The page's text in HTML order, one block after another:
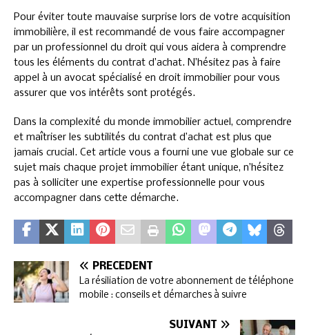
Pour éviter toute mauvaise surprise lors de votre acquisition
immobilière, il est recommandé de vous faire accompagner
par un professionnel du droit qui vous aidera à comprendre
tous les éléments du contrat d’achat. N’hésitez pas à faire
appel à un avocat spécialisé en droit immobilier pour vous
assurer que vos intérêts sont protégés.
Dans la complexité du monde immobilier actuel, comprendre
et maîtriser les subtilités du contrat d’achat est plus que
jamais crucial. Cet article vous a fourni une vue globale sur ce
sujet mais chaque projet immobilier étant unique, n’hésitez
pas à solliciter une expertise professionnelle pour vous
accompagner dans cette démarche.
PRÉCÉDENT
La résiliation de votre abonnement de téléphone
mobile : conseils et démarches à suivre
SUIVANT